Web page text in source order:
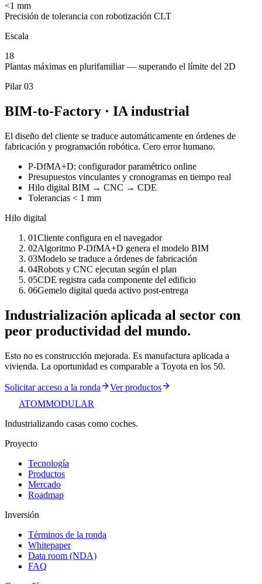
<1 mm
Precisión de tolerancia con robotización CLT
Escala
18
Plantas máximas en plurifamiliar — superando el límite del 2D
Pilar 03
BIM-to-Factory · IA industrial
El diseño del cliente se traduce automáticamente en órdenes de
fabricación y programación robótica. Cero error humano.
P-DfMA+D: configurador paramétrico online
Presupuestos vinculantes y cronogramas en tiempo real
Hilo digital BIM → CNC → CDE
Tolerancias < 1 mm
Hilo digital
01Cliente configura en el navegador
02Algoritmo P-DfMA+D genera el modelo BIM
03Modelo se traduce a órdenes de fabricación
04Robots y CNC ejecutan según el plan
05CDE registra cada componente del edificio
06Gemelo digital queda activo post-entrega
Industrialización aplicada al sector con
peor productividad del mundo.
Esto no es construcción mejorada. Es manufactura aplicada a
vivienda. La oportunidad es comparable a Toyota en los 50.
Solicitar acceso a la ronda
Ver productos
ATOMMODULAR
Industrializando casas como coches.
Proyecto
Tecnología
Productos
Mercado
Roadmap
Inversión
Términos de la ronda
Whitepaper
Data room (NDA)
FAQ